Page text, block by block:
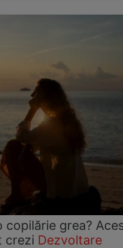
copilărie grea?
crezi Dezvoltare